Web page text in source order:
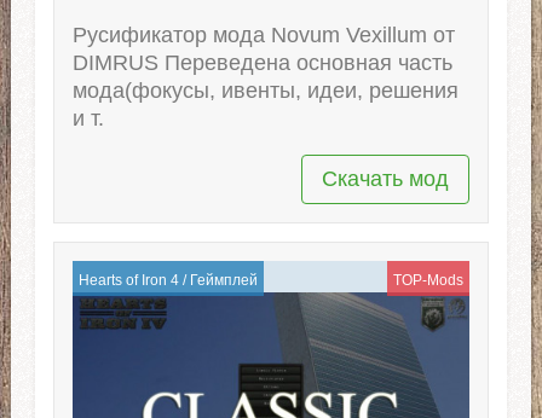
Русификатор мода Novum Vexillum от
DIMRUS Переведена основная часть
мода(фокусы, ивенты, идеи, решения
и т.
Скачать мод
Hearts of Iron 4/ Геймплей TOP-Mods